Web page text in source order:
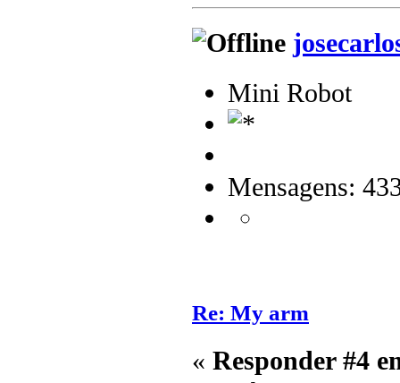
Mini Robot
Mensagens:
Re: My arm
« Responder #4